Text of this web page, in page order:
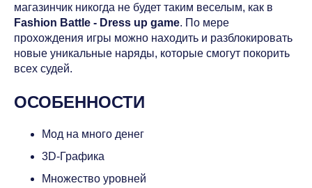
магазинчик никогда не будет таким веселым, как в
Fashion Battle - Dress up game. По мере
прохождения игры можно находить и разблокировать
новые уникальные наряды, которые смогут покорить
всех судей.
ОСОБЕННОСТИ
Мод на много денег
3D-Графика
Множество уровней